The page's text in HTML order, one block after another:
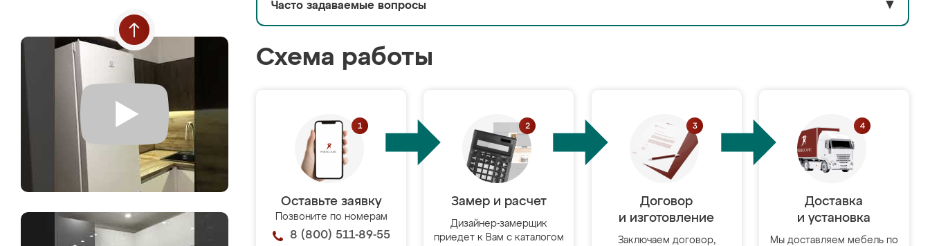
Часто задаваемые вопросы ▼
Схема работы
Оставьте заявку
Позвоните по номерам
8 (800) 511-89-55
Замер и расчет
Дизайнер-замерщик
приедет к Вам с каталогом
Договор
и изготовление
Заключаем договор,
Доставка
и установка
Мы доставляем мебель по